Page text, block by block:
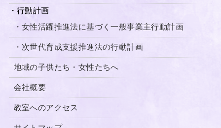
・行動計画
・女性活躍推進法に基づく一般事業主行動計画
・次世代育成支援推進法の行動計画
地域の子供たち・女性たちへ
会社概要
教室へのアクセス